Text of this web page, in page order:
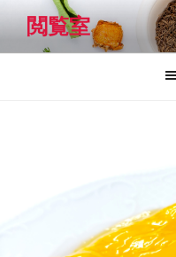
テ
閲覧室